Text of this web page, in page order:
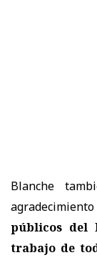
Blanche
públicos del
trabajo de